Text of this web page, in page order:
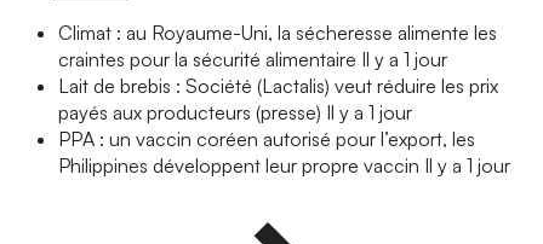
Climat : au Royaume-Uni, la sécheresse alimente les
craintes pour la sécurité alimentaire Il y a 1 jour
Lait de brebis : Société (Lactalis) veut réduire les prix
payés aux producteurs (presse) Il y a 1 jour
PPA : un vaccin coréen autorisé pour l’export, les
Philippines développent leur propre vaccin Il y a 1 jour